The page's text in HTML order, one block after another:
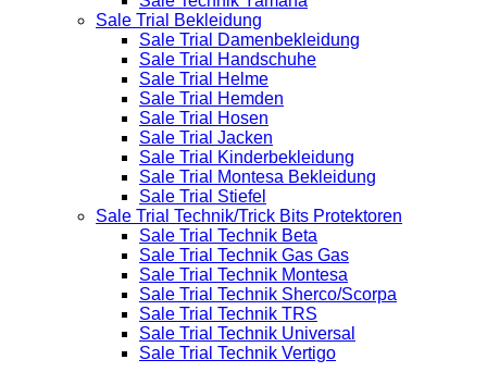
Sale Trial Bekleidung
Sale Trial Damenbekleidung
Sale Trial Handschuhe
Sale Trial Helme
Sale Trial Hemden
Sale Trial Hosen
Sale Trial Jacken
Sale Trial Kinderbekleidung
Sale Trial Montesa Bekleidung
Sale Trial Stiefel
Sale Trial Technik/Trick Bits Protektoren
Sale Trial Technik Beta
Sale Trial Technik Gas Gas
Sale Trial Technik Montesa
Sale Trial Technik Sherco/Scorpa
Sale Trial Technik TRS
Sale Trial Technik Universal
Sale Trial Technik Vertigo